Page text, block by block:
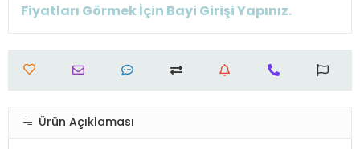
Fiyatları Görmek İçin Bayi Girişi Yapınız.
Ürün Açıklaması